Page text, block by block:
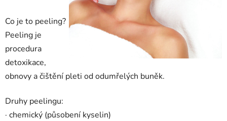
Co je to peeling?
Peeling je
procedura
detoxikace,
obnovy a čištění pleti od odumřelých buněk.
Druhy peelingu:
· chemický (působení kyselin)